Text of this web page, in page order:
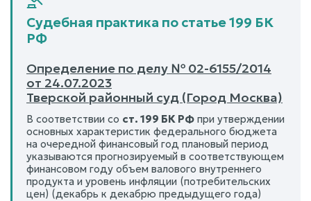
Судебная практика по статье 199 БК
РФ
Определение по делу № 02-6155/2014
от 24.07.2023
Тверской районный суд (Город Москва)
В соответствии со ст. 199 БК РФ при утверждении
основных характеристик федерального бюджета
на очередной финансовый год плановый период
указываются прогнозируемый в соответствующем
финансовом году объем валового внутреннего
продукта и уровень инфляции (потребительских
цен) (декабрь к декабрю предыдущего года)